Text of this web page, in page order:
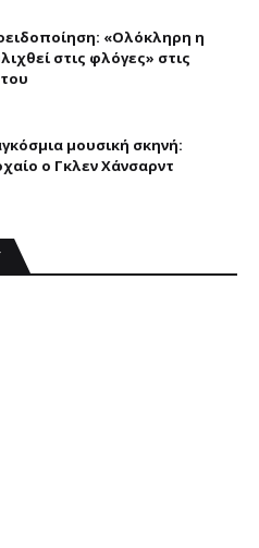
«Oλόκληρη η
στις φλόγες» στις
μουσική σκηνή:
ο Γκλεν Χάνσαρντ